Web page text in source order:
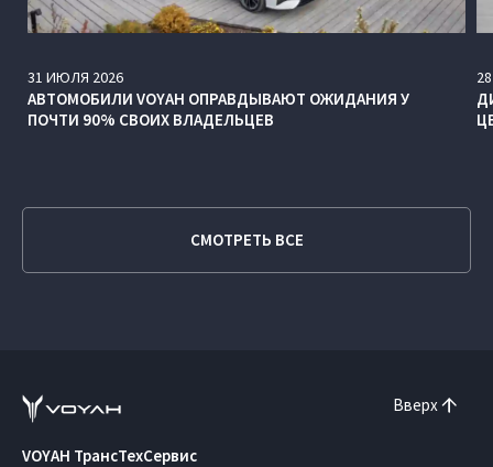
31 ИЮЛЯ 2026
АВТОМОБИЛИ VOYAH ОПРАВДЫВАЮТ ОЖИДАНИЯ У
ПОЧТИ 90% СВОИХ ВЛАДЕЛЬЦЕВ
28
СМОТРЕТЬ ВСЕ
Вверх
VOYAH ТрансТехСервис